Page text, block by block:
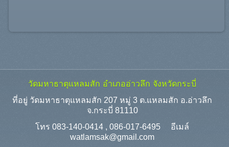
วัดมหาธาตุแหลมสัก อำเภออ่าวลึก จังหวัดกระบี่
ที่อยู่ วัดมหาธาตุแหลมสัก 207 หมู่ 3 ต.แหลมสัก อ.อ่าวลึก
จ.กระบี่ 81110
โทร 083-140-0414 , 086-017-6495 อีเมล์
watlamsak@gmail.com